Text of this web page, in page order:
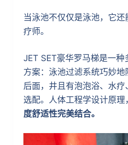
当泳池不仅仅是泳池，它
疗师。
JET SET豪华罗马梯是一种
方案：泳池过滤系统巧妙
后面，井且有泡泡浴、水
选配。人体工程学设计原理，
度舒适性完美结合。